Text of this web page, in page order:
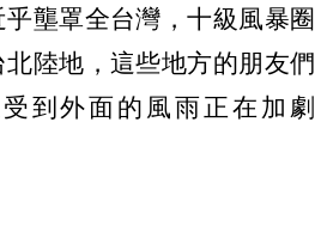
壟罩全台灣，十級風暴圈
陸地，這些地方的朋友們
到外面的風雨正在加劇